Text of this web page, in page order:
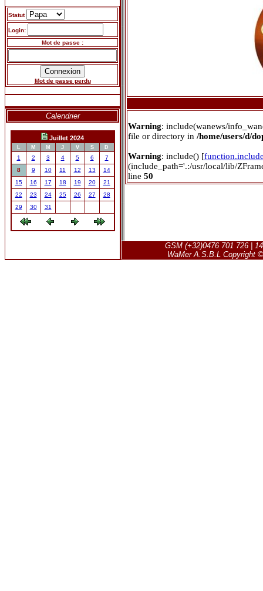
Warning: include(wanews/
file or directory in /home/users/d/
Warning: include() [
(include_path='.:/usr/local/lib/
line 50
Statut
Login:
Mot de passe :
Mot de passe perdu
Calendrier
Juillet 2024
L M M J V S D
1 2 3 4 5 6
7
8
9 10 11 12 13
14
15
16 17 18 19 20
21
22
23 24 25 26 27
28
29
30 31
GSM (+32)0476 701 726 |
WaMer A.S.B.L Copyright